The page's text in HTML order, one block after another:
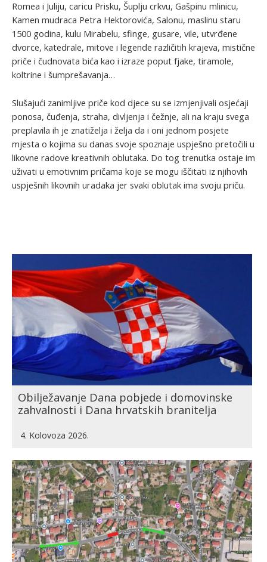
Romea i Juliju, caricu Prisku, Šuplju crkvu, Gašpinu mlinicu,
Kamen mudraca Petra Hektorovića, Salonu, maslinu staru
1500 godina, kulu Mirabelu, sfinge, gusare, vile, utvrđene
dvorce, katedrale, mitove i legende različitih krajeva, mistične
priče i čudnovata bića kao i izraze poput fjake, tiramole,
koltrine i šumprešavanja…
Slušajući zanimljive priče kod djece su se izmjenjivali osjećaji
ponosa, čuđenja, straha, divljenja i čežnje, ali na kraju svega
preplavila ih je znatiželja i želja da i oni jednom posjete
mjesta o kojima su danas svoje spoznaje uspješno pretočili u
likovne radove kreativnih oblutaka. Do tog trenutka ostaje im
uživati u emotivnim pričama koje se mogu iščitati iz njihovih
uspješnih likovnih uradaka jer svaki oblutak ima svoju priču.
Obilježavanje Dana pobjede i domovinske
zahvalnosti i Dana hrvatskih branitelja
4. Kolovoza 2026.